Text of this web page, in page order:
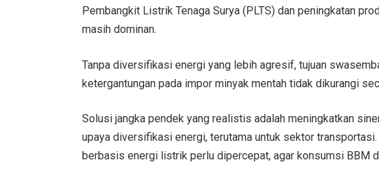
Pembangkit Listrik Tenaga Surya (PLTS) dan peningkatan
masih dominan.
Tanpa diversifikasi energi yang lebih agresif, tujuan
ketergantungan pada impor minyak mentah tidak dikurangi
Solusi jangka pendek yang realistis adalah meningkatkan
upaya diversifikasi energi, terutama untuk sektor
berbasis energi listrik perlu dipercepat, agar konsumsi BBM